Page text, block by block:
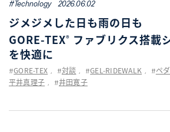
TECHNOLOGY
TIPS
KIDS
#Technology 2026.06.02
ジメジメした日も雨の日も
GORE-TEX® ファブリクス搭載
を快適に
#GORE-TEX , #対談 , #GEL-RIDEWALK , # ペ
平井真理子 , #井田寛子